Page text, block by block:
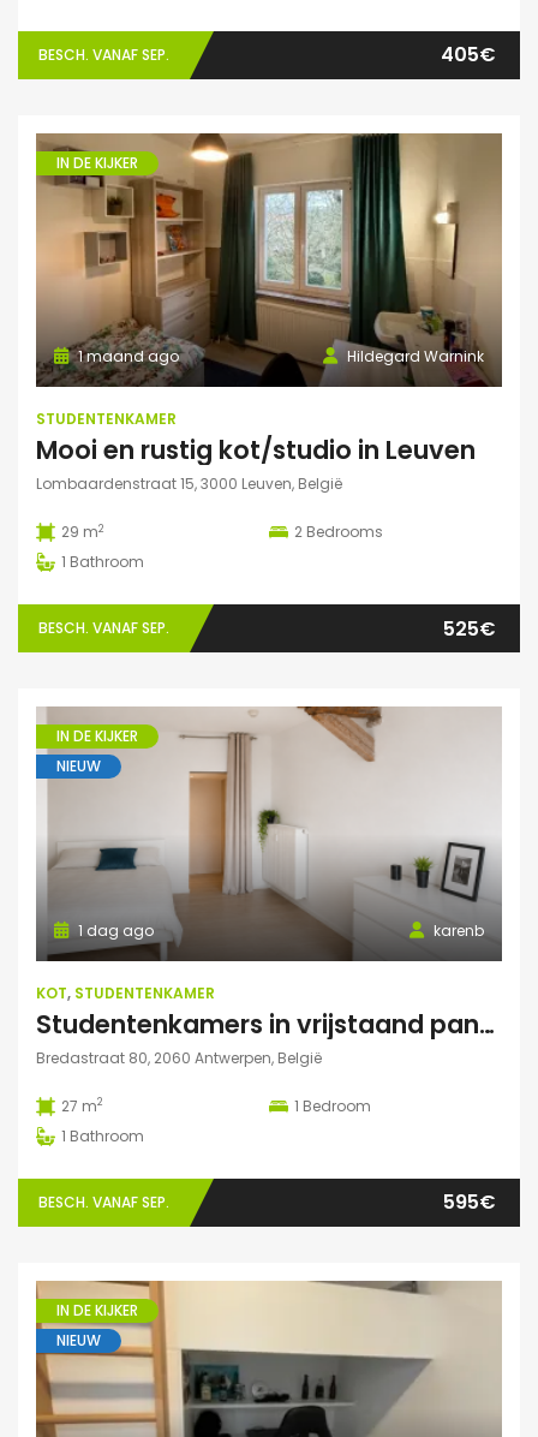
BESCH. VANAF SEP. 405€
IN DE KIJKER
Hildegard Warnink
1 maand ago
STUDENTENKAMER
Mooi en rustig kot/studio in Leuven
Lombaardenstraat 15, 3000 Leuven, België
29 m2 2 Bedrooms
1 Bathroom
BESCH. VANAF SEP. 525€
IN DE KIJKER
NIEUW
karenb
1 dag ago
KOT, STUDENTENKAMER
Studentenkamers in vrijstaand pand ‘De Drie Snellen’.
Bredastraat 80, 2060 Antwerpen, België
27 m2 1 Bedroom
1 Bathroom
BESCH. VANAF SEP. 595€
IN DE KIJKER
NIEUW